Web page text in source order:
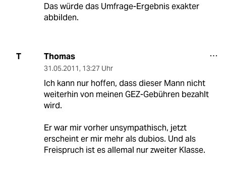
Das würde das Umfrage-Ergebnis exakter
abbilden.
T Thomas
31.05.2011, 13:27 Uhr
Ich kann nur hoffen, dass dieser Mann nicht
weiterhin von meinen GEZ-Gebühren bezahlt
wird.
Er war mir vorher unsympathisch, jetzt
erscheint er mir mehr als dubios. Und als
Freispruch ist es allemal nur zweiter Klasse.